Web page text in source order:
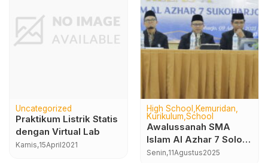
School Kemuridan
School
SMA
Al Azhar 7 Solo
Tahun 2025-2026
Kurikulum Uncategorized
Projek Penguatan Profil
Pelajar Pancasila
“Suara Demokrasi” dan
Pemilu OSIS SMA Islam
27September 2024
2021